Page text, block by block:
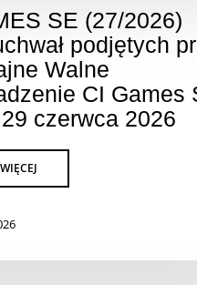
SE (27/2026)
podjętych
Walne
CI Games
czerwca 2026